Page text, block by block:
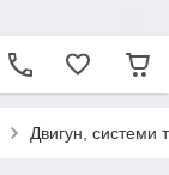
Двигун, системи